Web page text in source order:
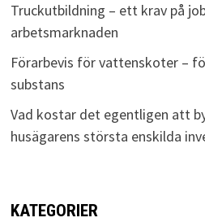
Truckutbildning – ett krav på
arbetsmarknaden
Förarbevis för vattenskoter –
substans
Vad kostar det egentligen att
husägarens största enskilda
KATEGORIER